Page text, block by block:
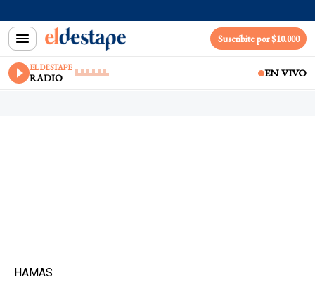
Suscribite por $10.000
EL DESTAPE
RADIO EN VIVO
HAMAS